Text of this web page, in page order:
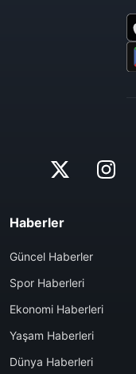
Haberler
Güncel Haberler
Spor Haberleri
Ekonomi Haberleri
Yaşam Haberleri
Dünya Haberleri